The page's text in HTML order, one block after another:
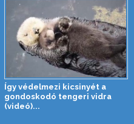
Így védelmezi kicsinyét a
gondoskodó tengeri vidra
(videó)...